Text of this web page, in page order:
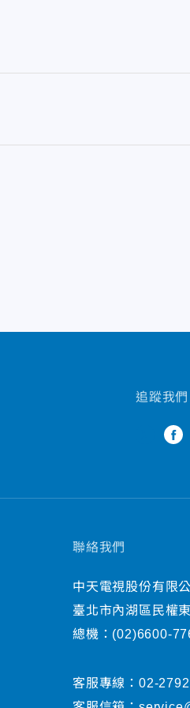
追蹤我們
聯絡我們
中天電視股份有限
臺北市內湖區民權
總機： (02)6600-
客服專線： 02-